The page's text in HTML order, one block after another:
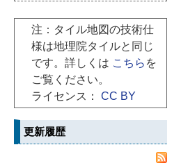
注：タイル地図の技術仕
様は地理院タイルと同じ
です。詳しくは こちら を
ご覧ください。
ライセンス： CC BY
更新履歴